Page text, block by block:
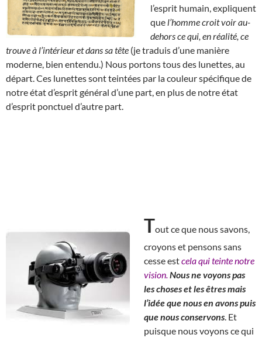
l’esprit humain, expliquent
que l’homme croit voir au-
dehors ce qui, en réalité, ce
trouve à l’intérieur et dans sa tête (je traduis d’une manière
moderne, bien entendu.) Nous portons tous des lunettes, au
départ. Ces lunettes sont teintées par la couleur spécifique de
notre état d’esprit général d’une part, en plus de notre état
d’esprit ponctuel d’autre part.
Tout ce que nous savons,
croyons et pensons sans
cesse estcela qui teinte notre
vision. Nous ne voyons pas
les choses et les êtres mais
l’idée que nous en avons puis
que nous conservons . Et
puisque nous voyons ce qui